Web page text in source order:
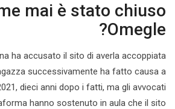
mai è stato chiuso
Omegle?
ha accusato il sito di averla accoppiata
successivamente ha fatto causa a
dieci anni dopo i fatti, ma gli avvocati
hanno sostenuto in aula che il sito